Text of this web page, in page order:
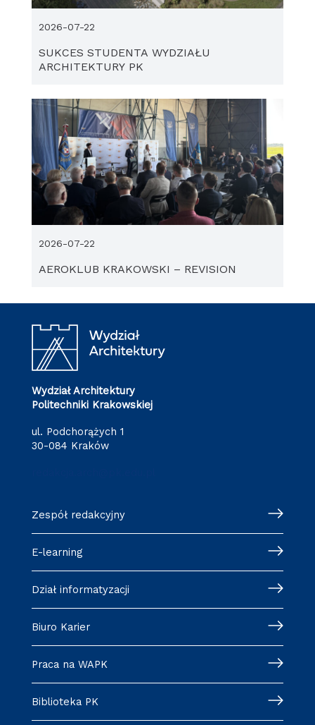
SUKCES STUDENTA WYDZIAŁU
ARCHITEKTURY PK
2026-07-22
AEROKLUB KRAKOWSKI – REVISION
2026-07-22
Wydział Architektury
Politechniki Krakowskiej
ul. Podchorążych 1
30-084 Kraków
Zespół redakcyjny
E-learning
Dział informatyzacji
Biuro Karier
Praca na WAPK
Biblioteka PK